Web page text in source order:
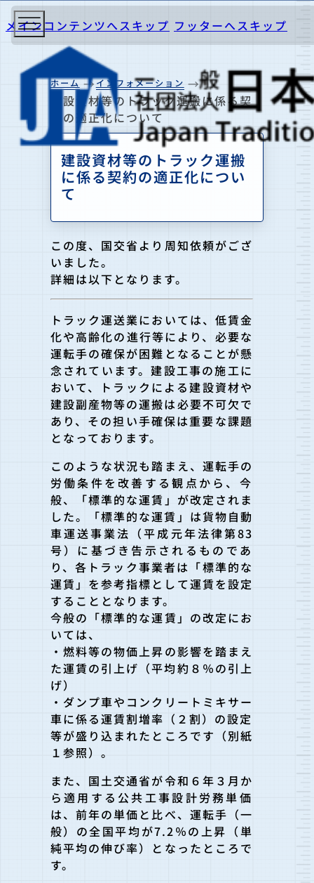
メインコンテンツへスキップ フッターへスキップ
ホーム インフォメーション
建設資材等のトラック運搬に係る契
約の適正化について
建設資材等のトラック運搬
に係る契約の適正化につい
て
この度、国交省より周知依頼がござ
いました。
詳細は以下となります。
トラック運送業においては、低賃金
化や高齢化の進行等により、必要な
運転手の確保が困難となることが懸
念されています。建設工事の施工に
おいて、トラックによる建設資材や
建設副産物等の運搬は必要不可欠で
あり、 その担い手確保は重要な課題
となっております。
このような状況も踏まえ、運転手の
労働条件を改善する観点から、 今
般、「標準的な運賃」が改定されま
した。「標準的な運賃」は貨物自動
車運送事業法（平成元年法律第83
号）に基づき告示される ものであ
り、各トラック事業者は「標準的な
運賃」 を参考指標として運賃を設定
することとなります。
今般の「標準的な運賃」の改定にお
いては、
・燃料等の物価上昇の影響を踏まえ
た運賃の引上げ（平均約８％の引上
げ）
・ダンプ車やコンクリートミキサー
車に係る運賃割増率（２割）の設定
等が盛り込まれたところです（別紙
１参照）。
また、国土交通省が令和６年３月か
ら適用する公共工事設計労務単価
は、前年の単価と比べ、運転手（一
般）の全国平均が7.2％の上昇（単
純平均の伸び率）となったところで
す。